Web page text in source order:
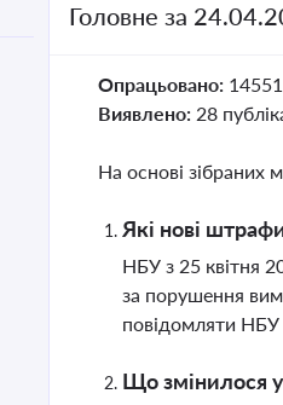
Головне за
Опрацьовано:
Виявлено: 28
На основі зібраних
Які нові
НБУ з 25 квітня
за порушення
повідомляти НБУ
Що змінилося